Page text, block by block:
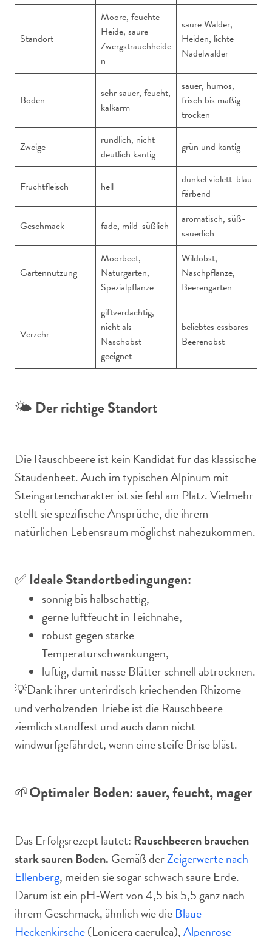
Standort
Moore, feuchte
Heide, saure
Zwergstrauchheide
n
saure Wälder,
Heiden, lichte
Nadelwälder
Boden
sehr sauer, feucht,
kalkarm
sauer, humos,
frisch bis mäßig
trocken
Zweige
rundlich, nicht
deutlich kantig
grün und kantig
Fruchtfleisch hell
dunkel violett-blau
färbend
Geschmack fade, mild-süßlich
aromatisch, süß-
säuerlich
Gartennutzung
Moorbeet,
Naturgarten,
Spezialpflanze
Wildobst,
Naschpflanze,
Beerengarten
Verzehr
giftverdächtig,
nicht als
Naschobst
geeignet
beliebtes essbares
Beerenobst
🌤️ Der richtige Standort
Die Rauschbeere ist kein Kandidat für das klassische
Staudenbeet. Auch im typischen Alpinum mit
Steingartencharakter ist sie fehl am Platz. Vielmehr
stellt sie spezifische Ansprüche, die ihrem
natürlichen Lebensraum möglichst nahezukommen.
✅ Ideale Standortbedingungen:
sonnig bis halbschattig,
gerne luftfeucht in Teichnähe,
robust gegen starke
Temperaturschwankungen,
luftig, damit nasse Blätter schnell abtrocknen.
💡Dank ihrer unterirdisch kriechenden Rhizome
und verholzenden Triebe ist die Rauschbeere
ziemlich standfest und auch dann nicht
windwurfgefährdet, wenn eine steife Brise bläst.
🌱Optimaler Boden: sauer, feucht, mager
Das Erfolgsrezept lautet: Rauschbeeren brauchen
stark sauren Boden. Gemäß derZeigerwerte nach
Ellenberg, meiden sie sogar schwach saure Erde.
Darum ist ein pH-Wert von 4,5 bis 5,5 ganz nach
ihrem Geschmack, ähnlich wie die Blaue
Heckenkirsche(Lonicera caerulea),Alpenrose